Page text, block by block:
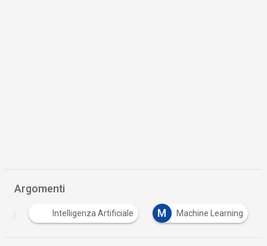
Argomenti
Intelligenza Artificiale M Machine Learning